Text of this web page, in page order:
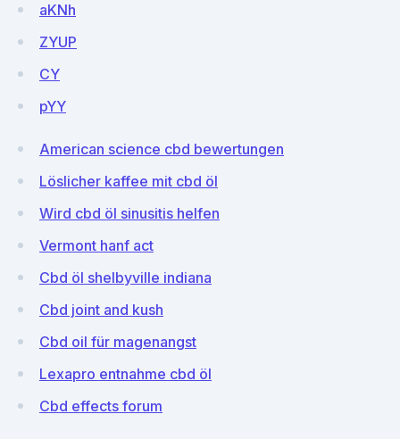
aKNh
ZYUP
CY
pYY
American science cbd bewertungen
Löslicher kaffee mit cbd öl
Wird cbd öl sinusitis helfen
Vermont hanf act
Cbd öl shelbyville indiana
Cbd joint and kush
Cbd oil für magenangst
Lexapro entnahme cbd öl
Cbd effects forum